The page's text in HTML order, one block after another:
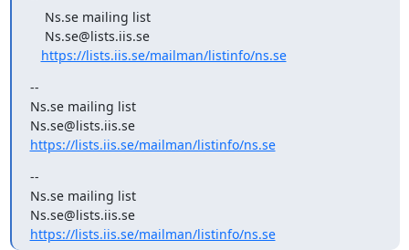
https://lists.iis.se/mailman/listinfo/ns.se
--
Ns.se mailing list
Ns.se@lists.iis.se
https://lists.iis.se/mailman/listinfo/ns.se
--
Ns.se mailing list
Ns.se@lists.iis.se
https://lists.iis.se/mailman/listinfo/ns.se